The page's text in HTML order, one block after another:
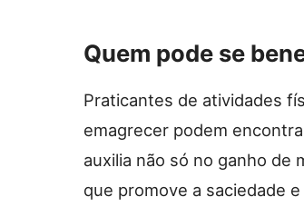
Quem pode se
Praticantes de atividades
emagrecer podem
auxilia não só no ganho de
que promove a saciedade